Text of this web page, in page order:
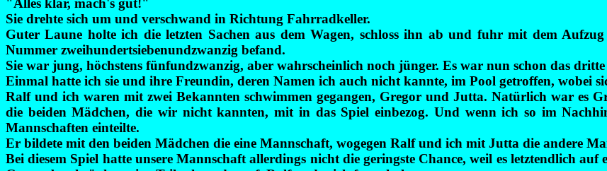
"Alles klar, mach's gut!"
Sie drehte sich um und verschwand in Richtung Fahrradkeller.
Guter Laune holte ich die letzten Sachen aus dem Wagen, schloss ihn ab und fuhr mit dem
Nummer zweihundertsiebenundzwanzig befand.
Sie war jung, höchstens fünfundzwanzig, aber wahrscheinlich noch jünger. Es war nun schon das
Einmal hatte ich sie und ihre Freundin, deren Namen ich auch nicht kannte, im Pool getroffen, wobei
Ralf und ich waren mit zwei Bekannten schwimmen gegangen, Gregor und Jutta. Natürlich war es
die beiden Mädchen, die wir nicht kannten, mit in das Spiel einbezog. Und wenn ich so im
Mannschaften einteilte.
Er bildete mit den beiden Mädchen die eine Mannschaft, wogegen Ralf und ich mit Jutta die andere
Bei diesem Spiel hatte unsere Mannschaft allerdings nicht die geringste Chance, weil es letztendlich